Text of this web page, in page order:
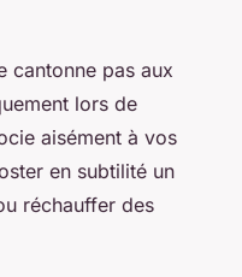
cantonne pas aux
lors de
aisément à vos
en subtilité un
réchauffer des